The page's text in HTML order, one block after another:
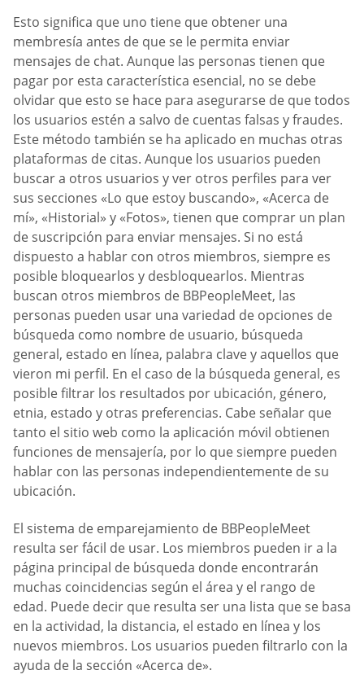
Esto significa que uno tiene que obtener una
membresía antes de que se le permita enviar
mensajes de chat. Aunque las personas tienen que
pagar por esta característica esencial, no se debe
olvidar que esto se hace para asegurarse de que todos
los usuarios estén a salvo de cuentas falsas y fraudes.
Este método también se ha aplicado en muchas otras
plataformas de citas. Aunque los usuarios pueden
buscar a otros usuarios y ver otros perfiles para ver
sus secciones «Lo que estoy buscando», «Acerca de
mí», «Historial» y «Fotos», tienen que comprar un plan
de suscripción para enviar mensajes. Si no está
dispuesto a hablar con otros miembros, siempre es
posible bloquearlos y desbloquearlos. Mientras
buscan otros miembros de BBPeopleMeet, las
personas pueden usar una variedad de opciones de
búsqueda como nombre de usuario, búsqueda
general, estado en línea, palabra clave y aquellos que
vieron mi perfil. En el caso de la búsqueda general, es
posible filtrar los resultados por ubicación, género,
etnia, estado y otras preferencias. Cabe señalar que
tanto el sitio web como la aplicación móvil obtienen
funciones de mensajería, por lo que siempre pueden
hablar con las personas independientemente de su
ubicación.
El sistema de emparejamiento de BBPeopleMeet
resulta ser fácil de usar. Los miembros pueden ir a la
página principal de búsqueda donde encontrarán
muchas coincidencias según el área y el rango de
edad. Puede decir que resulta ser una lista que se basa
en la actividad, la distancia, el estado en línea y los
nuevos miembros. Los usuarios pueden filtrarlo con la
ayuda de la sección «Acerca de».